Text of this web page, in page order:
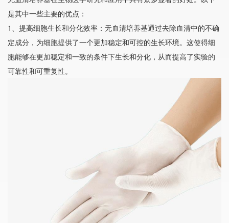
是其中一些主要的优点：
1、提高细胞生长和分化效率：无血清培养基通过去除血清中的不确
定成分，为细胞提供了一个更加稳定和可控的生长环境。这使得细
胞能够在更加稳定和一致的条件下生长和分化，从而提高了实验的
可靠性和可重复性。